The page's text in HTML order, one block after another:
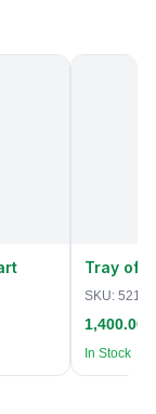
Tray of
SKU: 5218
1,400.00
In Stock